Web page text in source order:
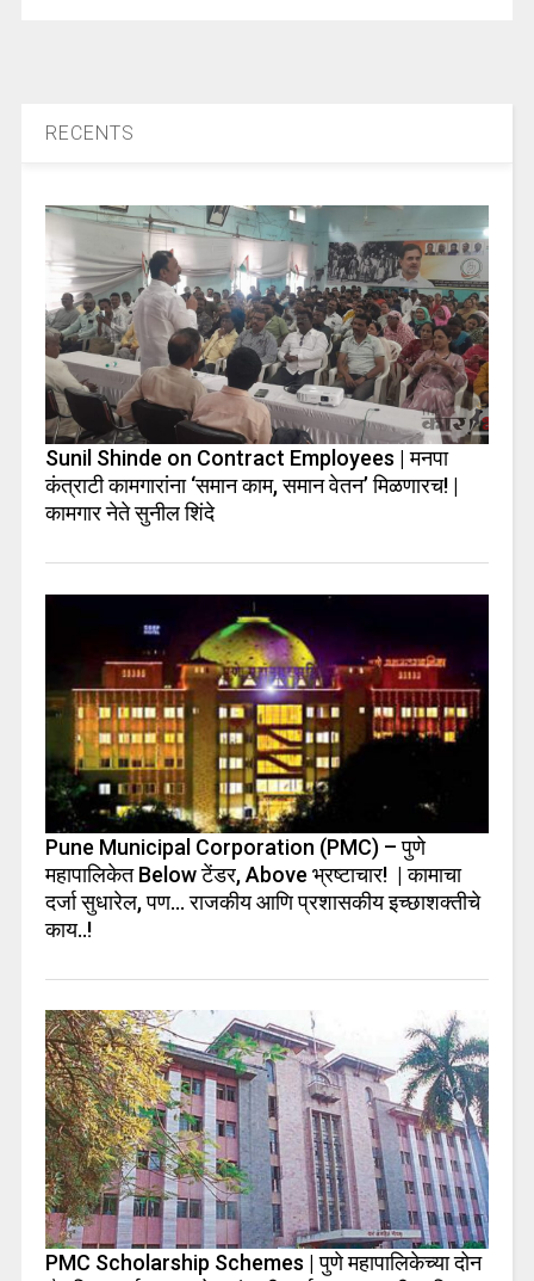
RECENTS
Sunil Shinde on Contract Employees | मनपा
कंत्राटी कामगारांना ‘समान काम, समान वेतन’ मिळणारच! |
कामगार नेते सुनील शिंदे
Pune Municipal Corporation (PMC) – पुणे
महापालिकेत Below टेंडर, Above भ्रष्टाचार! | कामाचा
दर्जा सुधारेल, पण… राजकीय आणि प्रशासकीय इच्छाशक्तीचे
काय..!
PMC Scholarship Schemes | पुणे महापालिकेच्या दोन